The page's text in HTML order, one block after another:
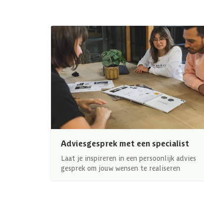
Adviesgesprek met een specialist
Laat je inspireren in een persoonlijk advies
gesprek om jouw wensen te realiseren